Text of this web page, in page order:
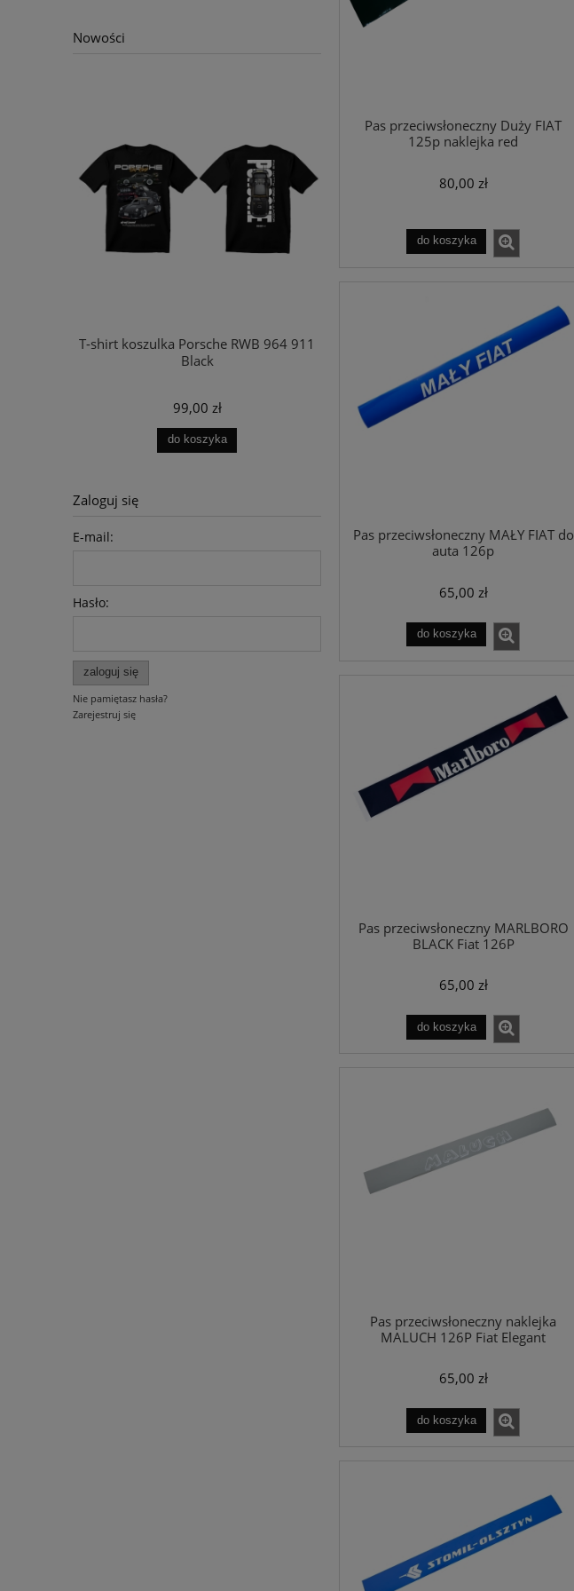
Nowości
T-shirt koszulka Porsche RWB 964 911
Black
99,00 zł
do koszyka
Zaloguj się
E-mail:
Hasło:
zaloguj się
Nie pamiętasz hasła?
Zarejestruj się
Pas przeciwsłoneczny Duży FIAT
125p naklejka red
80,00 zł
do koszyka
Pas przeciwsłoneczny MAŁY FIAT do
auta 126p
65,00 zł
do koszyka
Pas przeciwsłoneczny MARLBORO
BLACK Fiat 126P
65,00 zł
do koszyka
Pas przeciwsłoneczny naklejka
MALUCH 126P Fiat Elegant
65,00 zł
do koszyka